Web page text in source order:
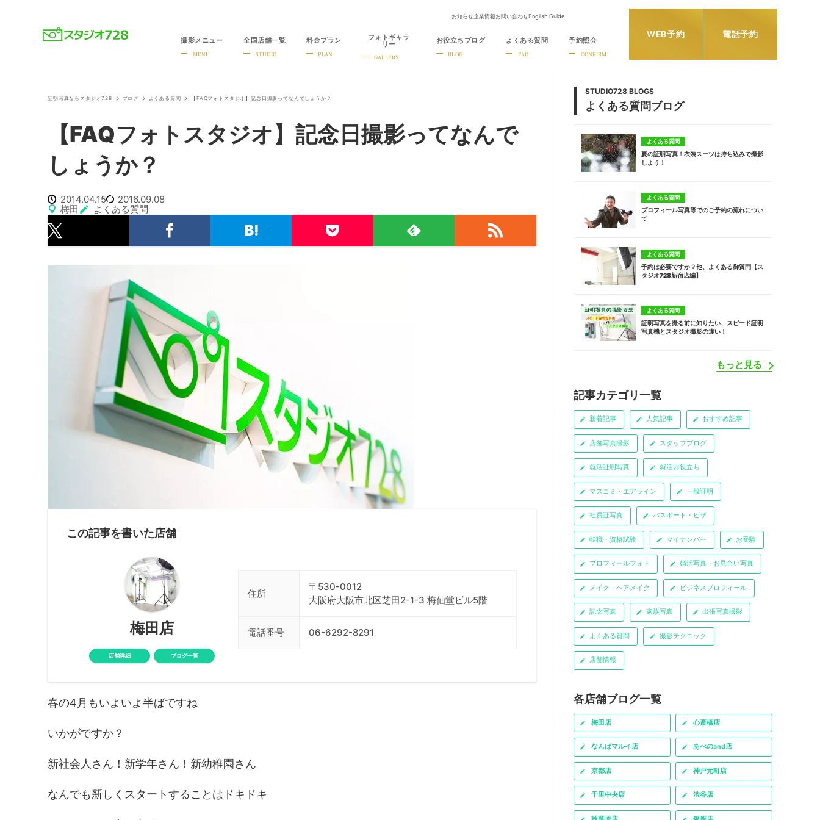
就活・婚活・各種証明写真なら全国のスタジオ728
お知らせ企業情報お問い合わせEnglish Guide
撮影メニュー
MENU
全国店舗一覧
STUDIO
料金プラン
PLAN
フォトギャラ
リー
GALLERY
お役立ちブログ
BLOG
よくある質問
FAQ
予約照会
CONFIRM
WEB予約 電話予約
証明写真ならスタジオ728 ブログ よくある質問 【FAQフォトスタジオ】記念日撮影ってなんでしょうか？
【FAQフォトスタジオ】記念日撮影ってなんで
しょうか？
2014.04.15
2016.09.08
梅田
よくある質問
この記事を書いた店舗
梅田店
店舗詳細 ブログ一覧
住所
〒530-0012
大阪府大阪市北区芝田2-1-3 梅仙堂ビル5階
電話番号 06-6292-8291
春の4月もいよいよ半ばですね
いかがですか？
新社会人さん！新学年さん！新幼稚園さん
なんでも新しくスタートすることはドキドキ
STUDIO728 BLOGS
よくある質問ブログ
よくある質問
夏の証明写真！衣装スーツは持ち込みで撮影
しよう！
よくある質問
プロフィール写真等でのご予約の流れについ
て
よくある質問
予約は必要ですか？他、よくある御質問【ス
タジオ728新宿店編】
よくある質問
証明写真を撮る前に知りたい、スピード証明
写真機とスタジオ撮影の違い！
もっと見る
記事カテゴリ一覧
新着記事 人気記事 おすすめ記事
店舗写真撮影 スタッフブログ
就活証明写真 就活お役立ち
マスコミ・エアライン 一般証明
社員証写真 パスポート・ビザ
転職・資格試験 マイナンバー お受験
プロフィールフォト 婚活写真・お見合い写真
メイク・ヘアメイク ビジネスプロフィール
記念写真 家族写真 出張写真撮影
よくある質問 撮影テクニック
店舗情報
各店舗ブログ一覧
梅田店 心斎橋店
なんばマルイ店 あべのand店
京都店 神戸元町店
千里中央店 渋谷店